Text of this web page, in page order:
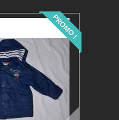
PROMO !